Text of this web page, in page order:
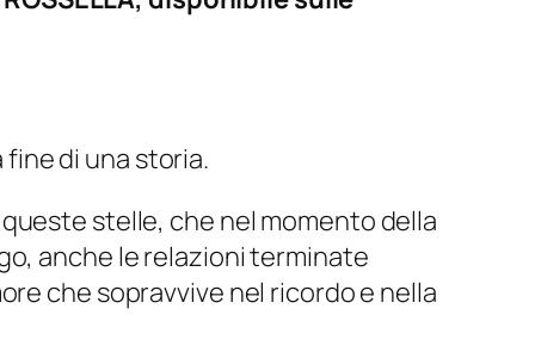
di una storia.
stelle, che nel momento della
anche le relazioni terminate
che sopravvive nel ricordo e nella